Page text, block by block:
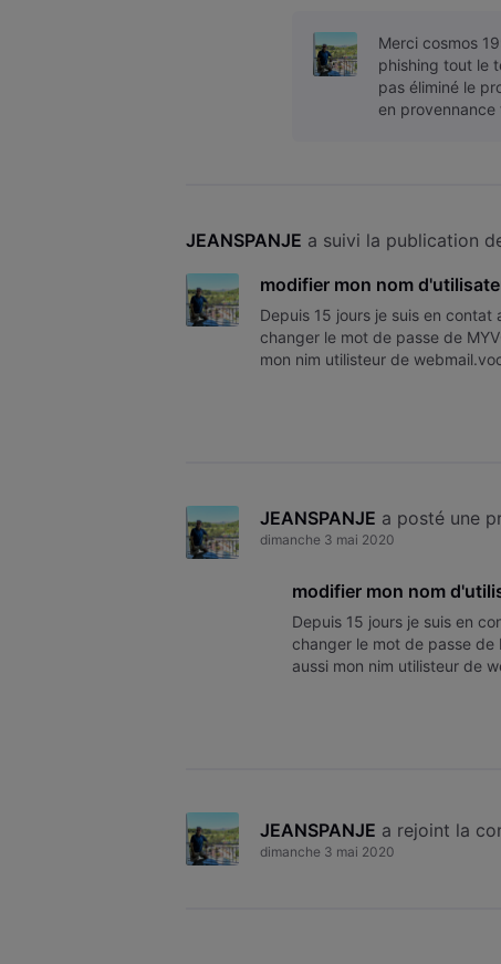
Merci cosmos
phishing tout le
pas éliminé le
en provennance
JEANSPANJE a suivi la publication
modifier mon nom
Depuis 15 jours je suis en
changer le mot de passe de
mon nim utilisteur de
JEANSPANJE a posté une
dimanche 3 mai 2020
modifier mon nom
Depuis 15 jours je suis en
changer le mot de passe de
aussi mon nim utilisteur de
JEANSPANJE a rejoint la
dimanche 3 mai 2020